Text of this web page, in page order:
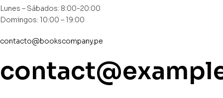
Lunes – Sábados: 8:00-20:00
Domingos: 10:00 – 19:00
contacto@bookscompany.pe